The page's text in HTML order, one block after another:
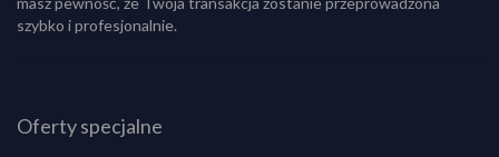
szybko i profesjonalnie.
Oferty specjalne